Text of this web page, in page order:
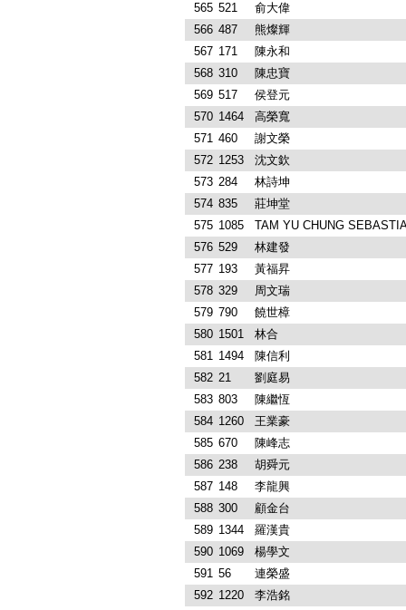
565 521
俞大偉
566 487
熊燦輝
567 171
陳永和
568 310
陳忠寶
569 517
侯登元
570 1464
高榮寬
571 460
謝文榮
572 1253
沈文欽
573 284
林詩坤
574 835
莊坤堂
575 1085
TAM YU CHUNG
576 529
林建發
577 193
黃福昇
578 329
周文瑞
579 790
饒世樟
580 1501
林合
581 1494
陳信利
582 21
劉庭易
583 803
陳繼恆
584 1260
王業豪
585 670
陳峰志
586 238
胡舜元
587 148
李龍興
588 300
顧金台
589 1344
羅漢貴
590 1069
楊學文
591 56
連榮盛
592 1220 李浩銘